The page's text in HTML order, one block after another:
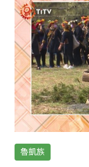
魯凱族